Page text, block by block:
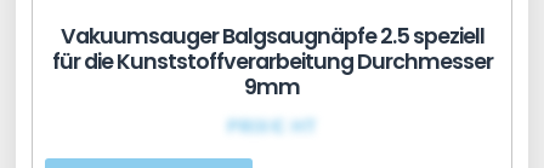
Vakuumsauger Balgsaugnäpfe 2.5 speziell
für die Kunststoffverarbeitung Durchmesser
9mm
PRIX€ HT